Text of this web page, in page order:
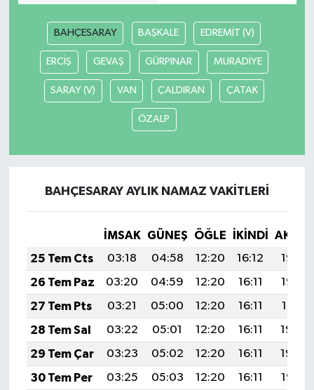
BAHÇESARAY BAŞKALE EDREMİT (V)
ERCİŞ GEVAŞ GÜRPINAR MURADİYE
SARAY (V) VAN ÇALDIRAN ÇATAK
ÖZALP
BAHÇESARAY AYLIK NAMAZ VAKITLERI
İMSAK GÜNEŞ ÖĞLE İKINDI
25 Tem Cts
03:18 04:58 12:20 16:12
19:32
26 Tem Paz
03:20 04:59 12:20 16:11
19:32
27 Tem Pts
03:21 05:00 12:20 16:11
19:31
28 Tem Sal
03:22 05:01 12:20 16:11
19:30
29 Tem Çar
03:23 05:02 12:20 16:11
19:29
30 Tem Per
03:25 05:03 12:20 16:11
19:28